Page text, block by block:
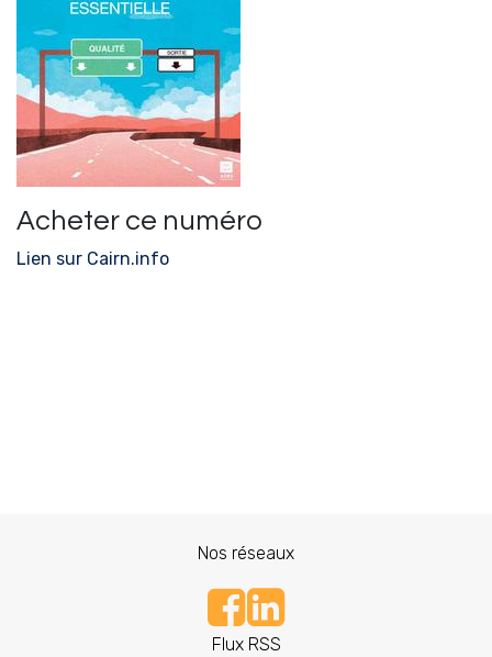
Acheter ce numéro
Lien sur Cairn.info
Nos réseaux
Flux RSS